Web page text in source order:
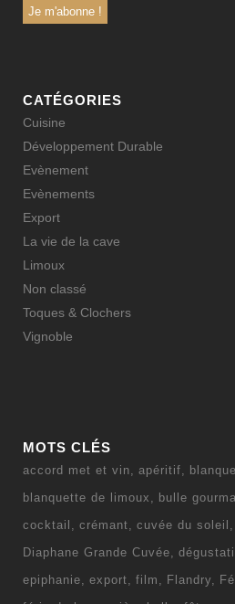
CATÉGORIES
Cuisine
Développement Durable
Evènement
Evènements
Export
La vie de la cave
Limoux
Non classé
Toques & Clochers
Vignoble
MOTS CLÉS
accord met et vin apéritif
blanquette de limoux
bulle
cocktail
crémant
cuvée du soleil
Diaphane Grande Cuvée
epiphanie
export film Flandry